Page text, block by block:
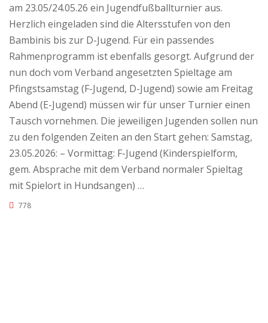
am 23.05/24.05.26 ein Jugendfußballturnier aus.
Herzlich eingeladen sind die Altersstufen von den
Bambinis bis zur D-Jugend. Für ein passendes
Rahmenprogramm ist ebenfalls gesorgt. Aufgrund der
nun doch vom Verband angesetzten Spieltage am
Pfingstsamstag (F-Jugend, D-Jugend) sowie am Freitag
Abend (E-Jugend) müssen wir für unser Turnier einen
Tausch vornehmen. Die jeweiligen Jugenden sollen nun
zu den folgenden Zeiten an den Start gehen: Samstag,
23.05.2026: – Vormittag: F-Jugend (Kinderspielform,
gem. Absprache mit dem Verband normaler Spieltag
mit Spielort in Hundsangen) …
778